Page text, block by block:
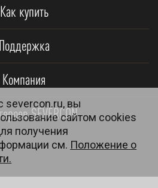
Как купить
Поддержка
Компания
SEVERCON
severcon.ru, вы
сайтом cookies
получения
см. Положение о